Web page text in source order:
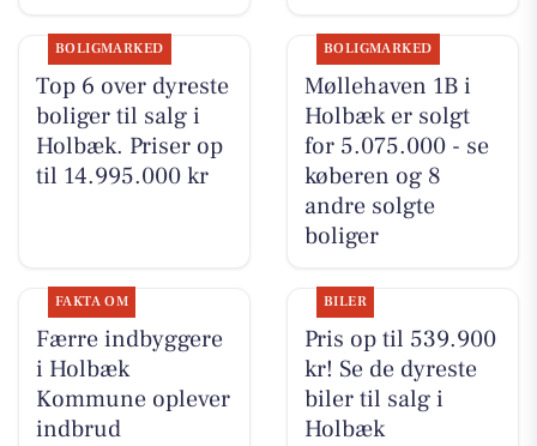
BOLIGMARKED
Top 6 over dyreste
boliger til salg i
Holbæk. Priser op
til 14.995.000 kr
BOLIGMARKED
Møllehaven 1B i
Holbæk er solgt
for 5.075.000 - se
køberen og 8
andre solgte
boliger
FAKTA OM
Færre indbyggere
i Holbæk
Kommune oplever
indbrud
BILER
Pris op til 539.900
kr! Se de dyreste
biler til salg i
Holbæk